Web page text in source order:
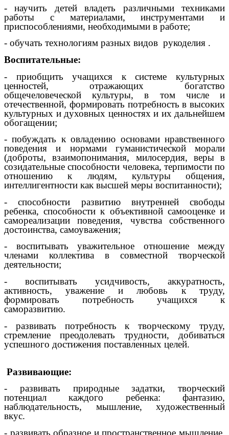
- научить детей владеть различными техниками
работы с материалами, инструментами и
приспособлениями, необходимыми в работе;
- обучать технологиям разных видов рукоделия .
Воспитательные:
- приобщить учащихся к системе культурных
ценностей, отражающих богатство
общечеловеческой культуры, в том числе и
отечественной, формировать потребность в высоких
культурных и духовных ценностях и их дальнейшем
обогащении;
- побуждать к овладению основами нравственного
поведения и нормами гуманистической морали
(доброты, взаимопонимания, милосердия, веры в
созидательные способности человека, терпимости по
отношению к людям, культуры общения,
интеллигентности как высшей меры воспитанности);
- способности развитию внутренней свободы
ребенка, способности к объективной самооценке и
самореализации поведения, чувства собственного
достоинства, самоуважения;
- воспитывать уважительное отношение между
членами коллектива в совместной творческой
деятельности;
- воспитывать усидчивость, аккуратность,
активность, уважение и любовь к труду,
формировать потребность учащихся к
саморазвитию.
- развивать потребность к творческому труду,
стремление преодолевать трудности, добиваться
успешного достижения поставленных целей.
Развивающие:
- развивать природные задатки, творческий
потенциал каждого ребенка: фантазию,
наблюдательность, мышление, художественный
вкус.
- развивать образное и пространственное мышление,